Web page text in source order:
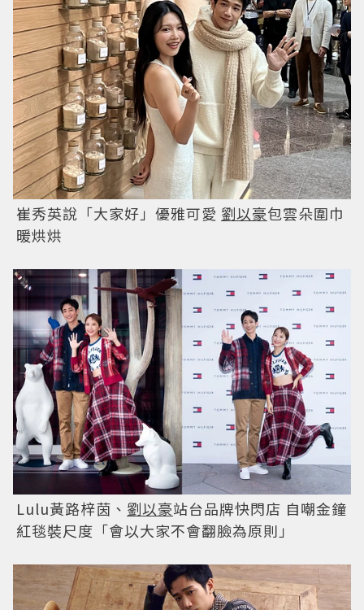
崔秀英說「大家好」優雅可愛 劉以豪包雲朵圍巾
暖烘烘
Lulu黃路梓茵、 劉以豪站台品牌快閃店 自嘲金鐘
紅毯裝尺度「會以大家不會翻臉為原則」